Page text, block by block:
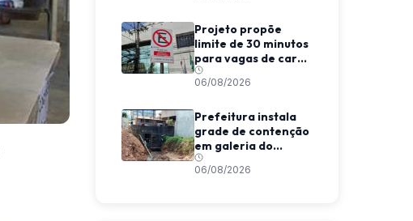
Projeto propõe
limite de 30 minutos
para vagas de carga
e descarga em
Viçosa
06/08/2026
Prefeitura instala
grade de contenção
em galeria do
Córrego da
Conceição
06/08/2026